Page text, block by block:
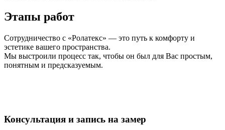
Этапы работ
Сотрудничество с «Ролатекс» — это путь к комфорту и
эстетике вашего пространства.
Мы выстроили процесс так, чтобы он был для Вас простым,
понятным и предсказуемым.
Консультация и запись на замер